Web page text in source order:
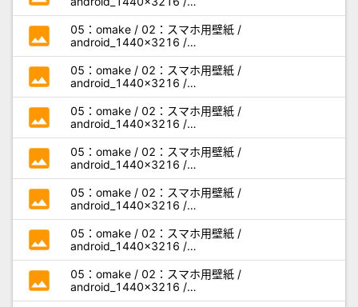
miseaikko3_android_b02.jpg
photo
05：omake / 02：スマホ用壁紙 /
android_1440x3216 /
miseaikko3_android_b03.jpg
photo
05：omake / 02：スマホ用壁紙 /
android_1440x3216 /
miseaikko3_android_b04.jpg
photo
05：omake / 02：スマホ用壁紙 /
android_1440x3216 /
miseaikko3_android_b05.jpg
photo
05：omake / 02：スマホ用壁紙 /
android_1440x3216 /
miseaikko3_android_c01.jpg
photo
05：omake / 02：スマホ用壁紙 /
android_1440x3216 /
miseaikko3_android_c02.jpg
photo
05：omake / 02：スマホ用壁紙 /
android_1440x3216 /
miseaikko3_android_c03.jpg
photo
05：omake / 02：スマホ用壁紙 /
android_1440x3216 /
miseaikko3_android_c04.jpg